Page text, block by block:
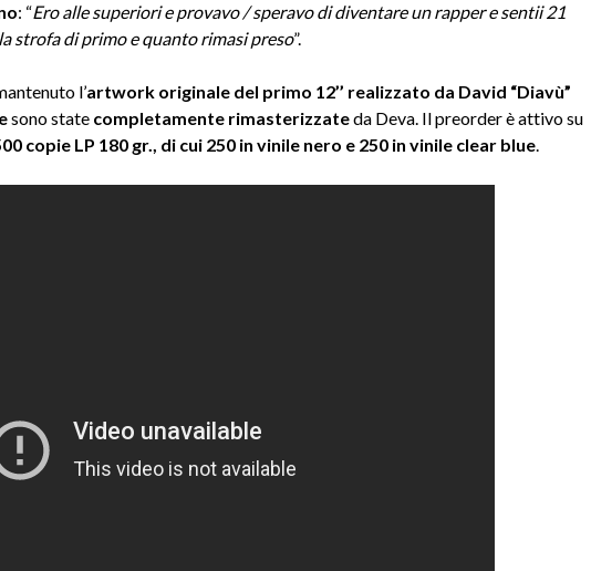
: “Ero alle superiori e provavo / speravo di diventare un rapper e sentii 21
strofa di primo e quanto rimasi preso”.
l’artwork originale del primo 12’’ realizzato da David “Diavù”
sono state completamente rimasterizzateda Deva. Il preorder è attivo su
copie LP 180 gr., di cui 250 in vinile nero e 250 in vinile clear blue.